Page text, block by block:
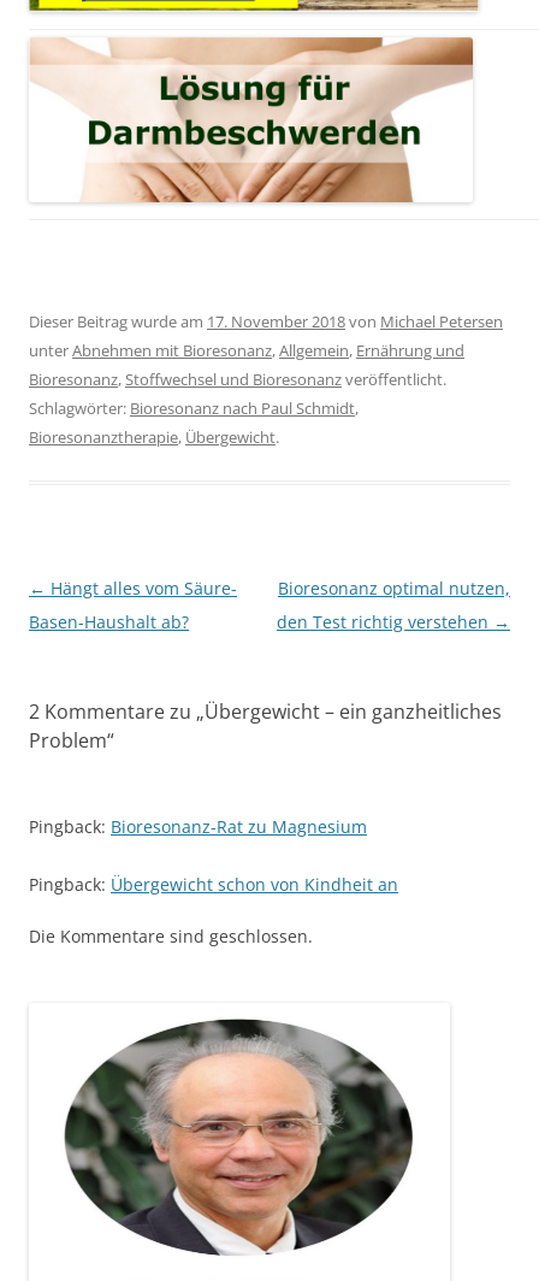
Dieser Beitrag wurde am 17. November 2018von Michael Petersen
unterAbnehmen mit Bioresonanz,Allgemein, Ernährung und
Bioresonanz,Stoffwechsel und Bioresonanzveröffentlicht.
Schlagwörter: Bioresonanz nach Paul Schmidt,
Bioresonanztherapie, Übergewicht.
Beitragsnavigation
← Hängt alles vom Säure-
Basen-Haushalt ab?
Bioresonanz optimal nutzen,
den Test richtig verstehen →
2 Kommentare zu „Übergewicht – ein ganzheitliches
Problem“
Pingback: Bioresonanz-Rat zu Magnesium
Pingback: Übergewicht schon von Kindheit an
Die Kommentare sind geschlossen.